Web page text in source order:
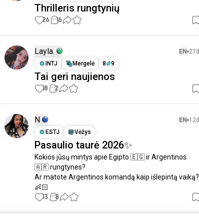
Thrilleris rungtynių
26 16
Layla. EN 27d.
INTJ
Mergelė 8 9
Tai geri naujienos
18 2
N EN 12d.
ESTJ
Vėžys
Pasaulio taurė 2026✨
Kokios jūsų mintys apie Egipto 🇪🇬 ir Argentinos
🇦🇷 rungtynes?
Ar matote Argentinos komandą kaip išlepintą vaiką?
👶🏻
13 8
ką tik užsiregistravo.
ką tik užsiregistravo.